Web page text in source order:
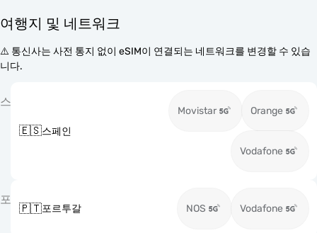
여행지 및 네트워크
⚠️ 통신사는 사전 통지 없이 eSIM이 연결되는 네트워크를 변경할 수 있습
니다.
스
🇪🇸스페인
Movistar Orange
Vodafone
포
🇵🇹포르투갈 NOS Vodafone